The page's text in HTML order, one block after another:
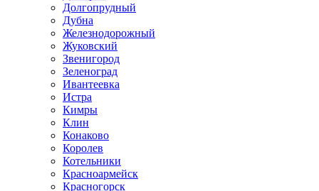
Долгопрудный
Дубна
Железнодорожный
Жуковский
Звенигород
Зеленоград
Ивантеевка
Истра
Кимры
Клин
Конаково
Королев
Котельники
Красноармейск
Красногорск